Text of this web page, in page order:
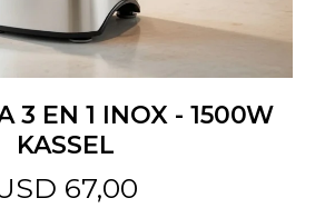
3 EN 1 INOX - 1500W
KASSEL
67,00